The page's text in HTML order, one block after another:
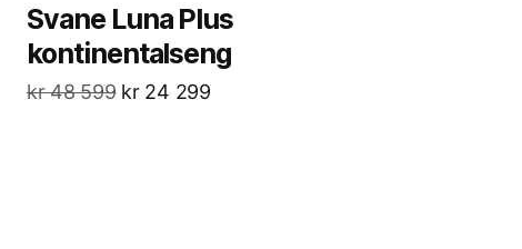
Svane Luna Plus
kontinentalseng
kr48 599 kr24 299